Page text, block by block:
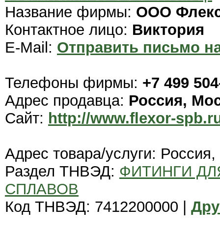
Название фирмы: ООО
Контактное лицо: Виктория
E-Mail: Отправить письмо
Телефоны фирмы: +7 499
Адрес продавца: Россия,
Сайт: http://www.flexor-
Адрес товара/услуги:
Раздел ТНВЭД: ФИТИНГИ
СПЛАВОВ
Код ТНВЭД: 7412200000 |